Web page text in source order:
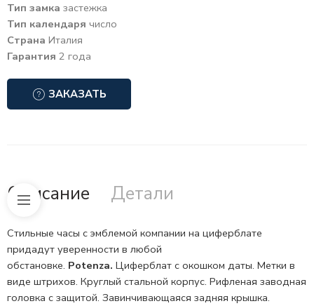
Тип замка застежка
Тип календаря число
Страна Италия
Гарантия 2 года
ЗАКАЗАТЬ
Описание Детали
Стильные часы с эмблемой компании на циферблате
придадут уверенности в любой
обстановке. Potenza. Циферблат с окошком даты. Метки в
виде штрихов. Круглый стальной корпус. Рифленая заводная
головка с защитой. Завинчивающаяся задняя крышка.